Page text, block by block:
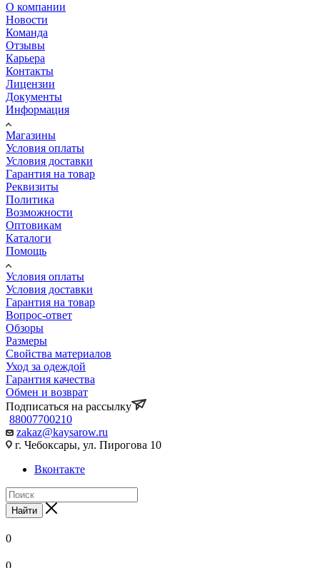
О компании
Новости
Команда
Отзывы
Карьера
Контакты
Лицензии
Документы
Информация
Магазины
Условия оплаты
Условия доставки
Гарантия на товар
Реквизиты
Политика
Возможности
Оптовикам
Каталоги
Помощь
Условия оплаты
Условия доставки
Гарантия на товар
Вопрос-ответ
Обзоры
Размеры
Свойства материалов
Уход за одеждой
Гарантия качества
Обмен и возврат
Подписаться на рассылку
88007700210
zakaz@kaysarow.ru
г. Чебоксары, ул. Пирогова 10
Вконтакте
Найти
0
0